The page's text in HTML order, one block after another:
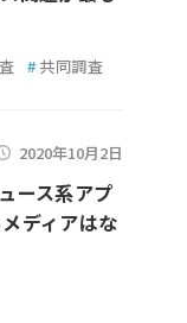
# 共同調査
2020年10月2日
ース系アプ
ディアはな